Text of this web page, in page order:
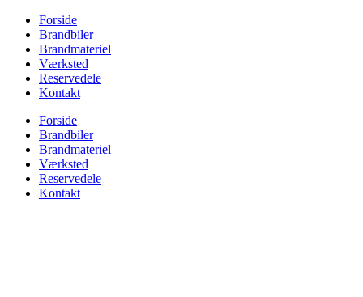
Forside
Brandbiler
Brandmateriel
Værksted
Reservedele
Kontakt
Forside
Brandbiler
Brandmateriel
Værksted
Reservedele
Kontakt